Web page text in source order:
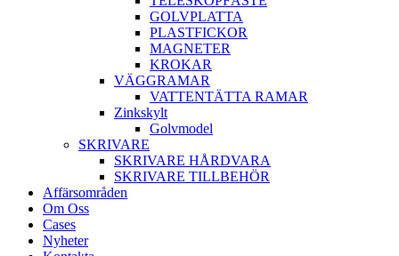
GOLVPLATTA
PLASTFICKOR
MAGNETER
KROKAR
VÄGGRAMAR
VATTENTÄTTA RAMAR
Zinkskylt
Golvmodel
SKRIVARE
SKRIVARE HÅRDVARA
SKRIVARE TILLBEHÖR
Affärsområden
Om Oss
Cases
Nyheter